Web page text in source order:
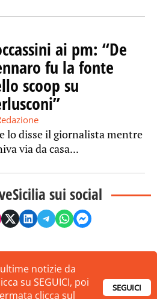
ai pm: “De
fu la fonte
scoop su
lo disse il giornalista mentre
via da casa...
sui social
notizie da
su SEGUICI, poi
clicca sul
SEGUICI